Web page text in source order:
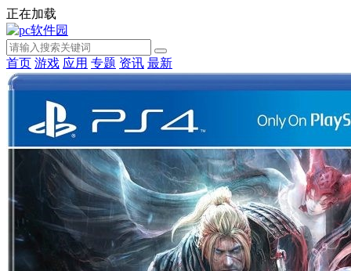
正在加载
首页 游戏 应用 专题 资讯 最新